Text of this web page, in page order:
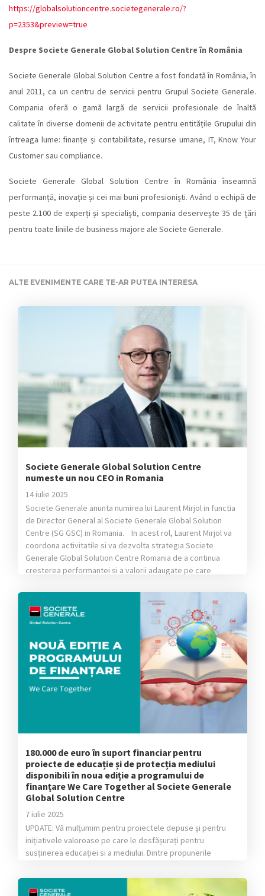
https://globalsolutioncentre.societegenerale.ro/?
p=2353&preview=true
Despre Societe Generale Global Solution Centre în România
Societe Generale Global Solution Centre a fost fondată în România, în
anul 2011, ca un centru de servicii pentru Grupul Societe Generale.
Compania oferă o gamă largă de servicii profesionale de înaltă
calitate în diverse domenii de activitate pentru entitățile Grupului din
întreaga lume: finanțe și contabilitate, resurse umane, IT, Know Your
Customer sau compliance.
Societe Generale Global Solution Centre în România înseamnă
performanță, inovație și cei mai buni profesioniști. Având o echipă de
peste 2.100 de experți și specialiști, compania deservește 35 de țări
pentru toate liniile de business majore ale Societe Generale.
ALTE EVENIMENTE CARE TE-AR PUTEA INTERESA
Societe Generale Global Solution Centre
numeste un nou CEO in Romania
14 iulie 2025
Societe Generale anunta numirea lui Laurent Mirjol in functia
de Director General al Societe Generale Global Solution
Centre (SG GSC) in Romania. In acest rol, Laurent Mirjol va
coordona activitatile si va dezvolta strategia Societe
Generale Global Solution Centre Romania de a continua
cresterea performantei si a valorii adaugate pe care
180.000 de euro în suport financiar pentru
proiecte de educație și de protecția mediului
disponibili în noua ediție a programului de
finanțare We Care Together al Societe Generale
Global Solution Centre
7 iulie 2025
UPDATE: Vă mulțumim pentru proiectele depuse și pentru
inițiativele valoroase pe care le desfășurați pentru
susținerea educației si a mediului. Dintre propunerile
următorii câștigători: Pentru educație: proiectul câștigător
este „Centrul de accesibilizare a manualelor STEM pentru